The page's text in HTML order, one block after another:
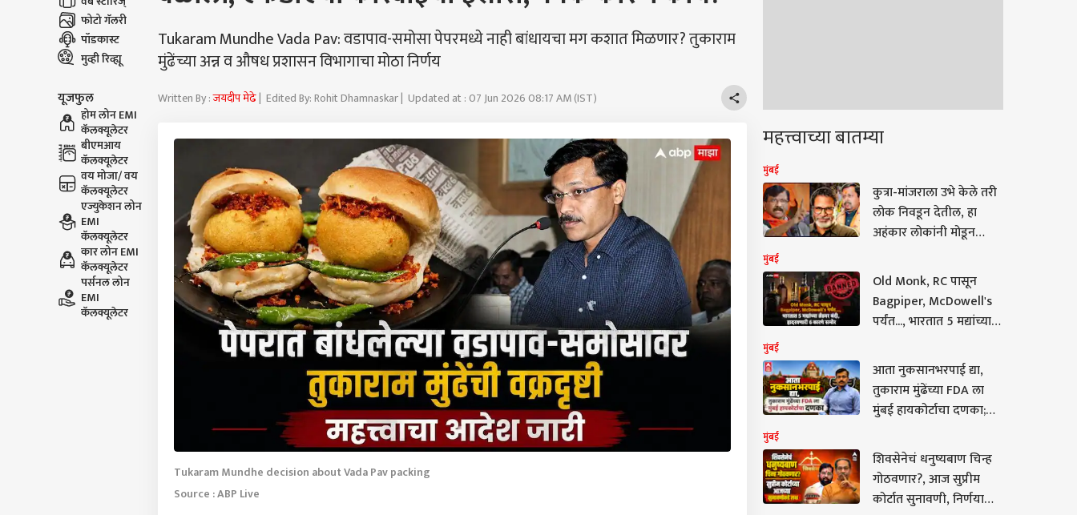
फोटो गॅलरी
पॉडकास्ट
मुव्ही रिव्ह्यू
यूजफुल
होम लोन EMI
कॅलक्यूलेटर
बीएमआय
कॅलक्यूलेटर
वय मोजा/ वय
कॅलक्यूलेटर
एज्युकेशन लोन
EMI
कॅलक्यूलेटर
कार लोन EMI
कॅलक्यूलेटर
पर्सनल लोन
EMI
कॅलक्यूलेटर
Tukaram Mundhe Vada Pav: वडापाव-समोसा पेपरमध्ये नाही बांधायचा मग कशात मिळणार? तुकाराम
मुंढेंच्या अन्न व औषध प्रशासन विभागाचा मोठा निर्णय
Written By :जयदीप मेढे| Edited By: Rohit Dhamnaskar | Updated at : 07 Jun 2026 08:17 AM (IST)
Tukaram Mundhe decision about Vada Pav packing
Source : ABP Live
महत्त्वाच्या बातम्या
मुंबई
कुत्रा-मांजराला उभे केले तरी
लोक निवडून देतील, हा
अहंकार लोकांनी मोडून
पोटनिवडणुकीवरून संजय
राऊतांचा भाजपवर घणाघात
मुंबई
Old Monk, RC पासून
Bagpiper, McDowell's
पर्यंत..., भारतात 5 मद्यांच्या
कारणं समोर!
मुंबई
आता नुकसानभरपाई द्या,
तुकाराम मुंढेंच्या FDA ला
मुंबई हायकोर्टाचा दणका;
करुन टाकला रद्द
मुंबई
शिवसेनेचं धनुष्यबाण चिन्ह
गोठवणार?, आज सुप्रीम
कोर्टात सुनावणी, निर्णयाकडे